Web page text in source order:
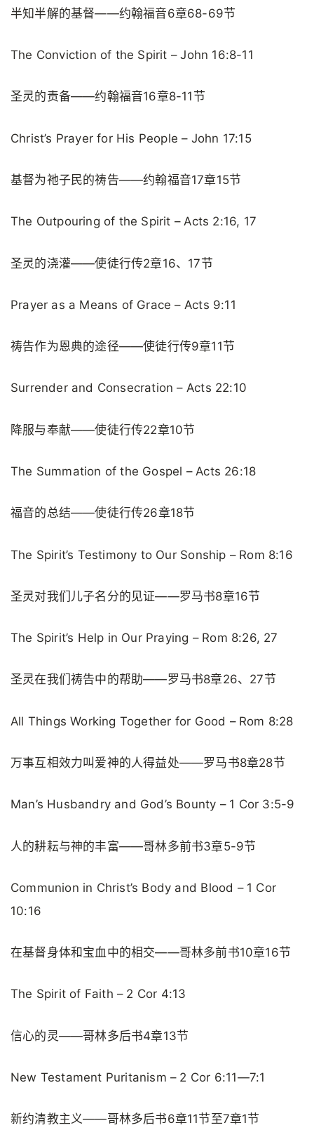
半知半解的基督——约翰福音6章68-69节
The Conviction of the Spirit – John 16:8-11
圣灵的责备——约翰福音16章8-11节
Christ’s Prayer for His People – John 17:15
基督为祂子民的祷告——约翰福音17章15节
The Outpouring of the Spirit – Acts 2:16, 17
圣灵的浇灌——使徒行传2章16、17节
Prayer as a Means of Grace – Acts 9:11
祷告作为恩典的途径——使徒行传9章11节
Surrender and Consecration – Acts 22:10
降服与奉献——使徒行传22章10节
The Summation of the Gospel – Acts 26:18
福音的总结——使徒行传26章18节
The Spirit’s Testimony to Our Sonship – Rom 8:16
圣灵对我们儿子名分的见证——罗马书8章16节
The Spirit’s Help in Our Praying – Rom 8:26, 27
圣灵在我们祷告中的帮助——罗马书8章26、27节
All Things Working Together for Good – Rom 8:28
万事互相效力叫爱神的人得益处——罗马书8章28节
Man’s Husbandry and God’s Bounty – 1 Cor 3:5-9
人的耕耘与神的丰富——哥林多前书3章5-9节
Communion in Christ’s Body and Blood – 1 Cor
10:16
在基督身体和宝血中的相交——哥林多前书10章16节
The Spirit of Faith – 2 Cor 4:13
信心的灵——哥林多后书4章13节
New Testament Puritanism – 2 Cor 6:11—7:1
新约清教主义——哥林多后书6章11节至7章1节